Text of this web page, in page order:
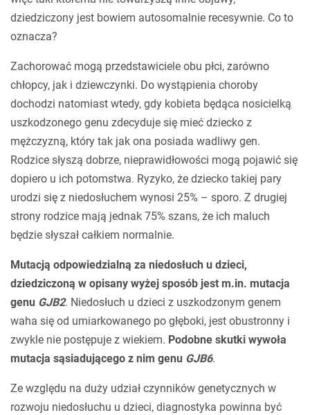
dziedziczony jest bowiem autosomalnie recesywnie. Co to
oznacza?
Zachorować mogą przedstawiciele obu płci, zarówno
chłopcy, jak i dziewczynki. Do wystąpienia choroby
dochodzi natomiast wtedy, gdy kobieta będąca nosicielką
uszkodzonego genu zdecyduje się mieć dziecko z
mężczyzną, który tak jak ona posiada wadliwy gen.
Rodzice słyszą dobrze, nieprawidłowości mogą pojawić się
dopiero u ich potomstwa. Ryzyko, że dziecko takiej pary
urodzi się z niedosłuchem wynosi 25% – sporo. Z drugiej
strony rodzice mają jednak 75% szans, że ich maluch
będzie słyszał całkiem normalnie.
Mutacją odpowiedzialną za niedosłuch u dzieci,
dziedziczoną w opisany wyżej sposób jest m.in. mutacja
genu GJB2. Niedosłuch u dzieci z uszkodzonym genem
waha się od umiarkowanego po głęboki, jest obustronny i
zwykle nie postępuje z wiekiem. Podobne skutki wywoła
mutacja sąsiadującego z nim genu GJB6.
Ze względu na duży udział czynników genetycznych w
rozwoju niedosłuchu u dzieci, diagnostyka powinna być